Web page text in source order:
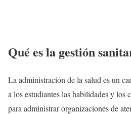
Qué es la gestión
La administración de la salud es un
a los estudiantes las habilidades y los
para administrar organizaciones de